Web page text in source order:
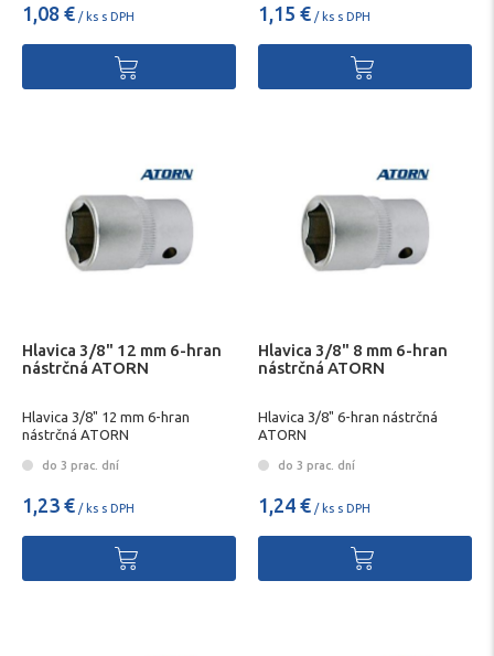
1,08 € / ks s DPH 1,15 € / ks s DPH
Hlavica 3/8" 12 mm 6-hran
nástrčná ATORN
Hlavica 3/8" 12 mm 6-hran
nástrčná ATORN
do 3 prac. dní
1,23 € / ks s DPH
Hlavica 3/8" 8 mm 6-hran
nástrčná ATORN
Hlavica 3/8" 6-hran nástrčná
ATORN
do 3 prac. dní
1,24 € / ks s DPH